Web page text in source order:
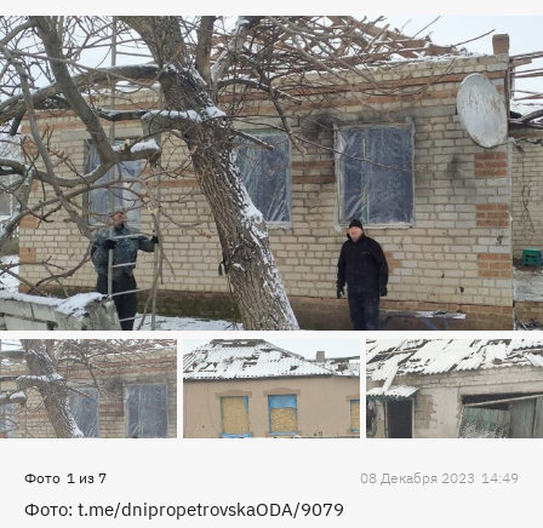
Фото 1 из 7 08 Декабря 2023 14:49
Фото: t.me/dnipropetrovskaODA/9079